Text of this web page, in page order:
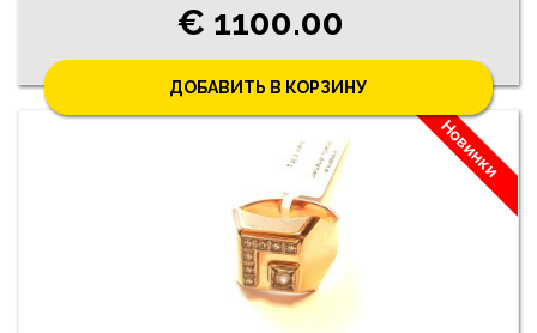
€ 1100.00
ДОБАВИТЬ В КОРЗИНУ
Новинки